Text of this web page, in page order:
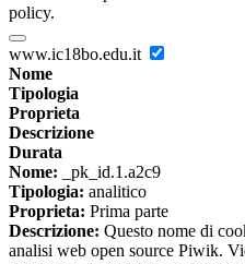
policy.
www.ic18bo.edu.it
Nome
Tipologia
Proprieta
Descrizione
Durata
Nome: _pk_id.1.a2c9
Tipologia: analitico
Proprieta: Prima parte
Descrizione: Questo nome di
analisi web open source Piwik.